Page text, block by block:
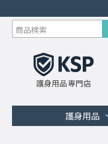
護身用品専門店
護身用品